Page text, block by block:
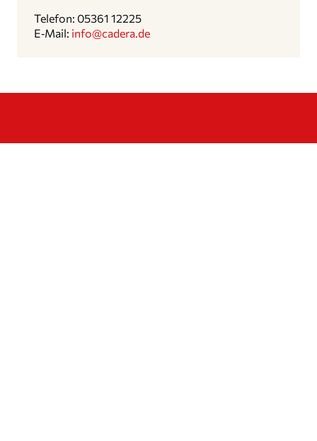
Telefon: 05361 12225
E‑Mail: info@cadera.de